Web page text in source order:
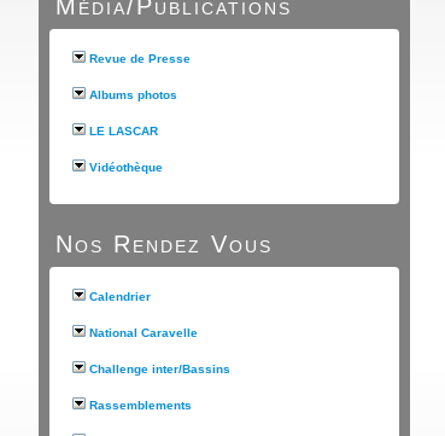
Média/Publications
Revue de Presse
Albums photos
LE LASCAR
Vidéothèque
Nos Rendez Vous
Calendrier
National Caravelle
Challenge inter/Bassins
Rassemblements